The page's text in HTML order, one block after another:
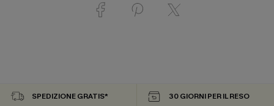
SPEDIZIONE GRATIS* 30 GIORNI PER IL RESO